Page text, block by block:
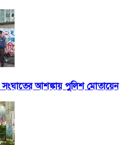
সংঘাতের আশঙ্কায় পুলিশ মোতায়েন